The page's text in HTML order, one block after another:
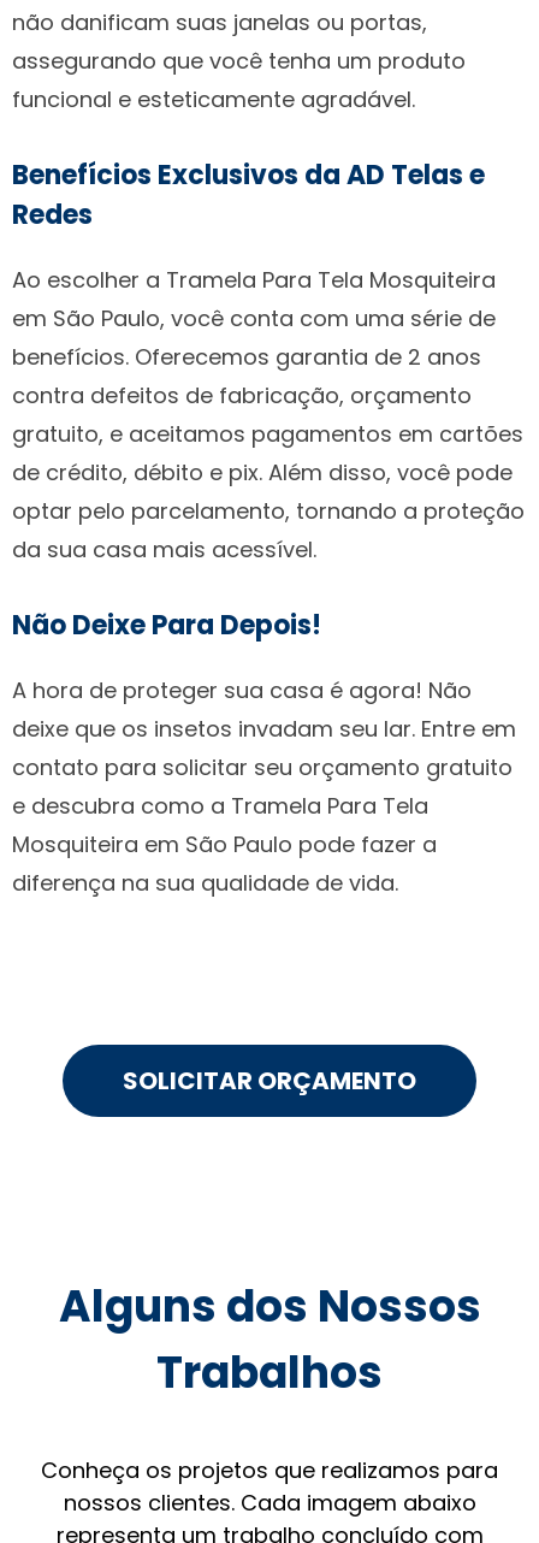
não danificam suas janelas ou portas,
assegurando que você tenha um produto
funcional e esteticamente agradável.
Benefícios Exclusivos da AD Telas e
Redes
Ao escolher a Tramela Para Tela Mosquiteira
em São Paulo, você conta com uma série de
benefícios. Oferecemos garantia de 2 anos
contra defeitos de fabricação, orçamento
gratuito, e aceitamos pagamentos em cartões
de crédito, débito e pix. Além disso, você pode
optar pelo parcelamento, tornando a proteção
da sua casa mais acessível.
Não Deixe Para Depois!
A hora de proteger sua casa é agora! Não
deixe que os insetos invadam seu lar. Entre em
contato para solicitar seu orçamento gratuito
e descubra como a Tramela Para Tela
Mosquiteira em São Paulo pode fazer a
diferença na sua qualidade de vida.
SOLICITAR ORÇAMENTO
Alguns dos Nossos
Trabalhos
Conheça os projetos que realizamos para
nossos clientes. Cada imagem abaixo
representa um trabalho concluído com